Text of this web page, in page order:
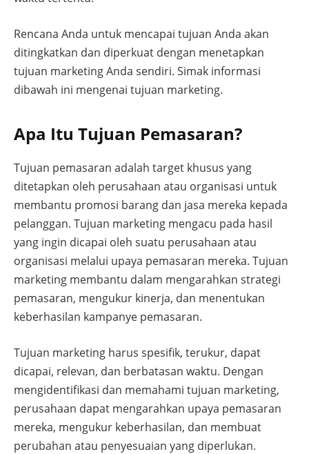
Rencana Anda untuk mencapai tujuan Anda akan
ditingkatkan dan diperkuat dengan menetapkan
tujuan marketing Anda sendiri. Simak informasi
dibawah ini mengenai tujuan marketing.
Apa Itu Tujuan Pemasaran?
Tujuan pemasaran adalah target khusus yang
ditetapkan oleh perusahaan atau organisasi untuk
membantu promosi barang dan jasa mereka kepada
pelanggan. Tujuan marketing mengacu pada hasil
yang ingin dicapai oleh suatu perusahaan atau
organisasi melalui upaya pemasaran mereka. Tujuan
marketing membantu dalam mengarahkan strategi
pemasaran, mengukur kinerja, dan menentukan
keberhasilan kampanye pemasaran.
Tujuan marketing harus spesifik, terukur, dapat
dicapai, relevan, dan berbatasan waktu. Dengan
mengidentifikasi dan memahami tujuan marketing,
perusahaan dapat mengarahkan upaya pemasaran
mereka, mengukur keberhasilan, dan membuat
perubahan atau penyesuaian yang diperlukan.